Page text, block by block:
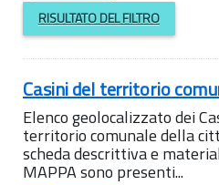
RISULTATO DEL FILTRO
Casini del territorio
Elenco geolocalizzato dei
territorio comunale della
scheda descrittiva e
MAPPA sono presenti...